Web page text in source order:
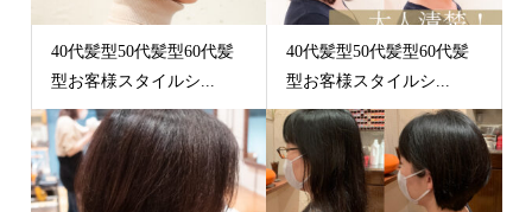
40代髪型50代髪型60代髪
型お客様スタイルシ...
40代髪型50代髪型60代髪
型お客様スタイルシ...